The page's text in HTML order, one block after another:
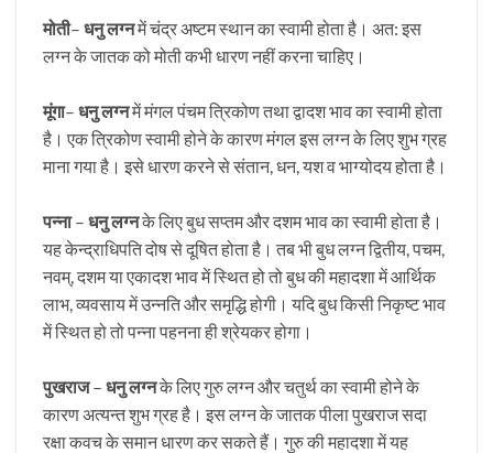
मोती– धनु लग्नमें चंद्र अष्टम स्थान का स्वामी होता है। अत: इस
लग्न के जातक को मोती कभी धारण नहीं करना चाहिए।
मूंगा– धनु लग्नमें मंगल पंचम त्रिकोण तथा द्वादश भाव का स्वामी होता
है। एक त्रिकोण स्वामी होने के कारण मंगल इस लग्न के लिए शुभ ग्रह
माना गया है। इसे धारण करने से संतान, धन, यश व भाग्योदय होता है।
पन्ना– धनु लग्नके लिए बुध सप्तम और दशम भाव का स्वामी होता है।
यह केन्द्राधिपति दोष से दूषित होता है। तब भी बुध लग्न द्वितीय, पचम,
नवम्, दशम या एकादश भाव में स्थित हो तो बुध की महादशा में आर्थिक
लाभ, व्यवसाय में उन्नति और समृद्धि होगी। यदि बुध किसी निकृष्ट भाव
में स्थित हो तो पन्ना पहनना ही श्रेयकर होगा।
पुखराज– धनु लग्नके लिए गुरु लग्न और चतुर्थ का स्वामी होने के
कारण अत्यन्त शुभ ग्रह है। इस लग्न के जातक पीला पुखराज सदा
रक्षा कवच के समान धारण कर सकते हैं। गुरु की महादशा में यह